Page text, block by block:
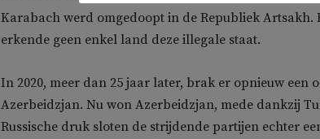
Karabach werd omgedoopt in de Republiek Artsakh.
erkende geen enkel land deze illegale staat.
In 2020, meer dan 25 jaar later, brak er opnieuw een
Azerbeidzjan. Nu won Azerbeidzjan, mede dankzij
Russische druk sloten de strijdende partijen echter